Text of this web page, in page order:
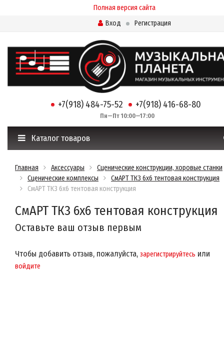
Полная версия сайта
Вход
Регистрация
+7(918) 484-75-52 +7(918) 416-68-80
Пн—Пт 10:00—17:00
Каталог товаров
Главная Аксессуары
Сценические конструкции, хоровые станки
Сценические комплексы
СмАРТ ТК3 6х6 тентовая конструкция
СмАРТ ТК3 6х6 тентовая конструкция
СмАРТ ТК3 6х6 тентовая конструкция
Оставьте ваш отзыв первым
Чтобы добавить отзыв, пожалуйста, зарегистрируйтесь или
войдите